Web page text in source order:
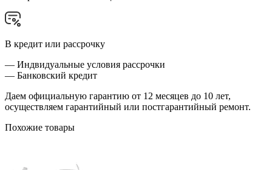
В кредит или рассрочку
— Индвидуальные условия рассрочки
— Банковский кредит
Даем официальную гарантию от 12 месяцев до 10 лет,
осуществляем гарантийный или постгарантийный ремонт.
Похожие товары